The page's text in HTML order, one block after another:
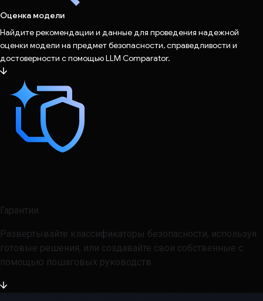
Оценка модели
Найдите рекомендации и данные для проведения надежной
оценки модели на предмет безопасности, справедливости и
достоверности с помощью LLM Comparator.
Гарантии
Развертывайте классификаторы безопасности, используя
готовые решения, или создавайте свои собственные с
помощью пошаговых руководств.